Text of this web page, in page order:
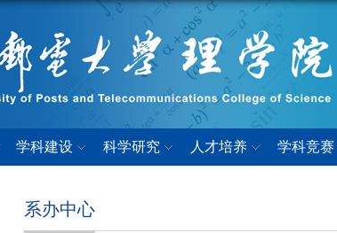
学科建设 科学研究 人才培养 学科竞赛
系办中心